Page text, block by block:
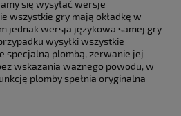
się wysyłać wersje
wszystkie gry mają okładkę w
jednak wersja językowa samej gry
wysyłki wszystkie
specjalną plombą, zerwanie jej
wskazania ważnego powodu, w
plomby spełnia oryginalna